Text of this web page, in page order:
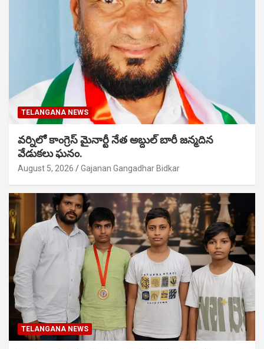
TELANGANA NEWS
వర్నిలో కాంగ్రెస్ మైనార్టీ నేత అబ్దుల్ బారీ జన్మదిన
వేడుకలు ఘనం.
August 5, 2026 Gajanan Gangadhar Bidkar
TELANGANA NEWS